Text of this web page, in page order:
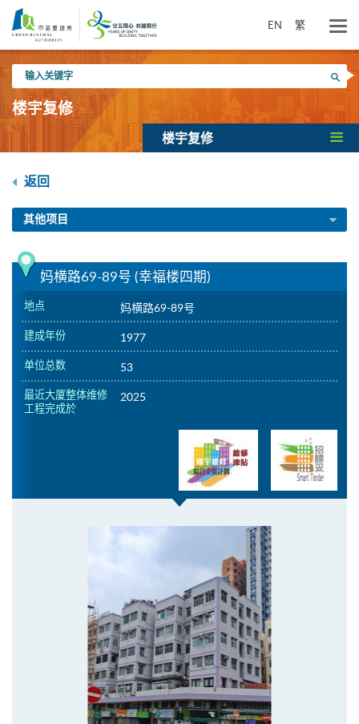
内
EN 繁
入
关
键
搜寻
楼宇复修
楼宇复修
返回
其他项目
妈横路69-89号 (幸福楼四期)
地点 妈横路69-89号
建成年份 1977
单位总数 53
最近大厦整体维修
工程完成於
2025